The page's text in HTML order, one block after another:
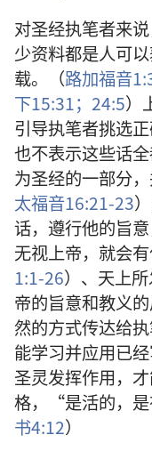
对圣经执笔者来
少资料都是人可
载。（路加福音1:3
下15:31； 24:5）
引导执笔者挑选
也不表示这些话
为圣经的一部分
太福音16:21-23
话，遵行他的旨
无视上帝，就会
1:1-26）、天上
帝的旨意和教义
然的方式传达给
能学习并应用已
圣灵发挥作用，
格，“是活的，
书4:12）